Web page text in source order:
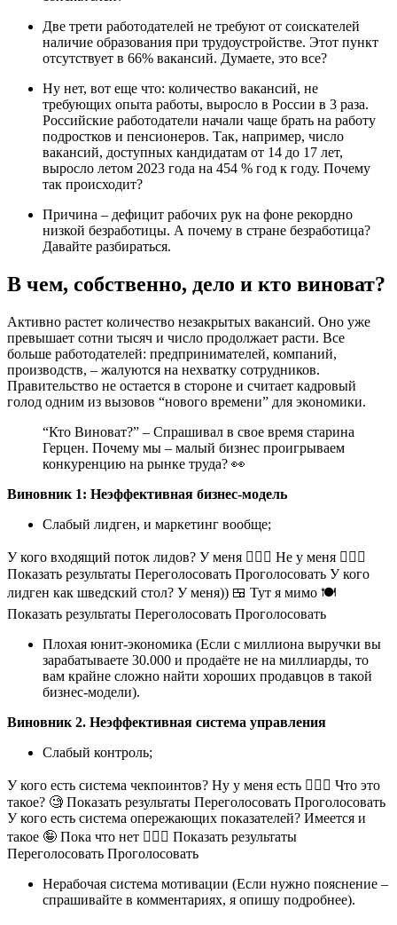
Две трети работодателей не требуют от соискателей
наличие образования при трудоустройстве. Этот пункт
отсутствует в 66% вакансий. Думаете, это все?
Ну нет, вот еще что: количество вакансий, не
требующих опыта работы, выросло в России в 3 раза.
Российские работодатели начали чаще брать на работу
подростков и пенсионеров. Так, например, число
вакансий, доступных кандидатам от 14 до 17 лет,
выросло летом 2023 года на 454 % год к году. Почему
так происходит?
Причина – дефицит рабочих рук на фоне рекордно
низкой безработицы. А почему в стране безработица?
Давайте разбираться.
В чем, собственно, дело и кто виноват?
Активно растет количество незакрытых вакансий. Оно уже
превышает сотни тысяч и число продолжает расти. Все
больше работодателей: предпринимателей, компаний,
производств, – жалуются на нехватку сотрудников.
Правительство не остается в стороне и считает кадровый
голод одним из вызовов “нового времени” для экономики.
“Кто Виноват?” – Спрашивал в свое время старина
Герцен. Почему мы – малый бизнес проигрываем
конкуренцию на рынке труда? 👀
Виновник 1: Неэффективная бизнес-модель
Слабый лидген, и маркетинг вообще;
У кого входящий поток лидов? У меня 🙋🏻‍♂ Не у меня 🙅🏻‍♂
Показать результаты Переголосовать Проголосовать У кого
лидген как шведский стол? У меня)) 🍱 Тут я мимо 🍽
Показать результаты Переголосовать Проголосовать
Плохая юнит-экономика (Если с миллиона выручки вы
зарабатываете 30.000 и продаёте не на миллиарды, то
вам крайне сложно найти хороших продавцов в такой
бизнес-модели).
Виновник 2. Неэффективная система управления
Слабый контроль;
У кого есть система чекпоинтов? Ну у меня есть 🙋🏻‍♂ Что это
такое? 🧐 Показать результаты Переголосовать Проголосовать
У кого есть система опережающих показателей? Имеется и
такое 🤪 Пока что нет 🙇🏻‍♂ Показать результаты
Переголосовать Проголосовать
Нерабочая система мотивации (Если нужно пояснение –
спрашивайте в комментариях, я опишу подробнее).